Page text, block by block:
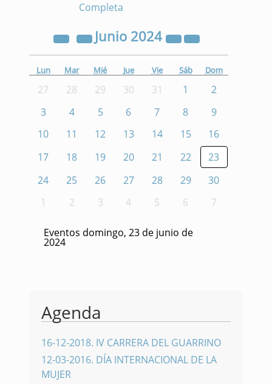
Completa
Junio 2024
Lun Mar Mié Jue Vie Sáb Dom
27 28 29 30 31 1
2
3
4 5 6 7 8
9
10
11 12 13 14 15
16
17
18 19 20 21 22
23
24
25 26 27 28 29
30
1
2 3 4 5 6 7
Eventos domingo, 23 de junio de
2024
Agenda
16-12-2018. IV CARRERA DEL GUARRINO
12-03-2016. DÍA INTERNACIONAL DE LA
MUJER